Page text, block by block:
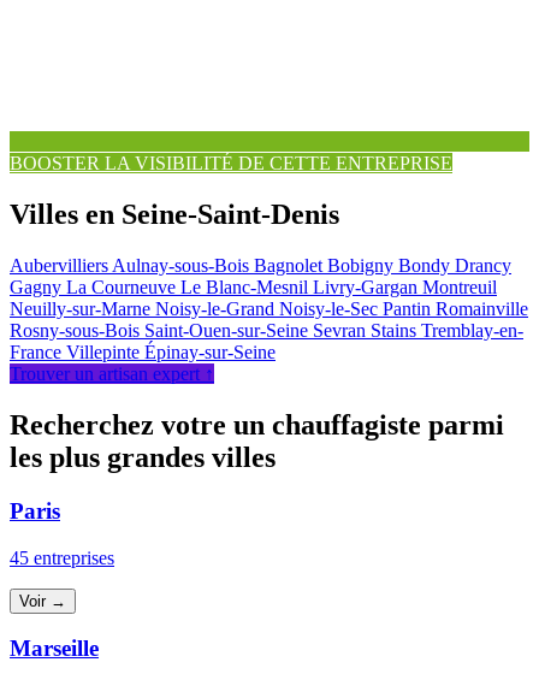
BOOSTER LA VISIBILITÉ DE CETTE ENTREPRISE
Villes en Seine-Saint-Denis
Aubervilliers Aulnay-sous-Bois Bagnolet Bobigny Bondy Drancy
Gagny La Courneuve Le Blanc-Mesnil Livry-Gargan Montreuil
Neuilly-sur-Marne Noisy-le-Grand Noisy-le-Sec Pantin Romainville
Rosny-sous-Bois Saint-Ouen-sur-Seine Sevran Stains Tremblay-en-
France Villepinte Épinay-sur-Seine
Trouver un artisan expert ↑
Recherchez votre un chauffagiste parmi
les plus grandes villes
Paris
45 entreprises
Voir →
Marseille